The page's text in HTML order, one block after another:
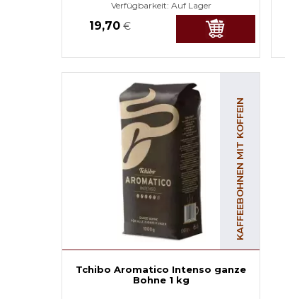
Verfügbarkeit: Auf Lager
19,70 €
KAFFEEBOHNEN MIT KOFFEIN
Tchibo Aromatico Intenso ganze
Bohne 1 kg